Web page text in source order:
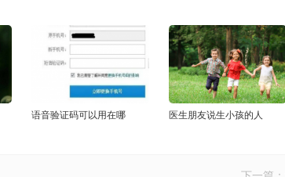
语音验证码可以用在哪 医生朋友说生小孩的人